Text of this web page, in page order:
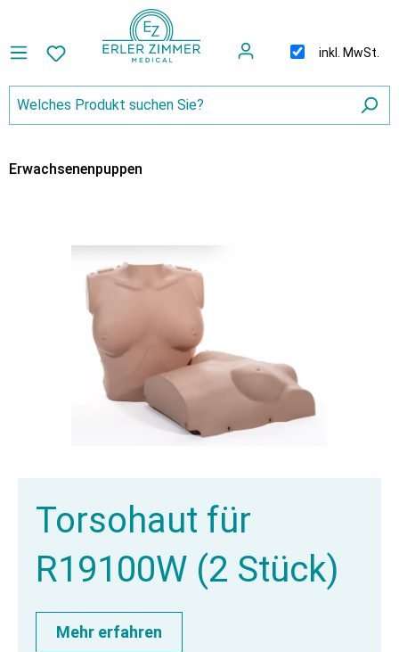
inkl. MwSt.
Erwachsenenpuppen
Torsohaut für
R19100W (2 Stück)
Mehr erfahren